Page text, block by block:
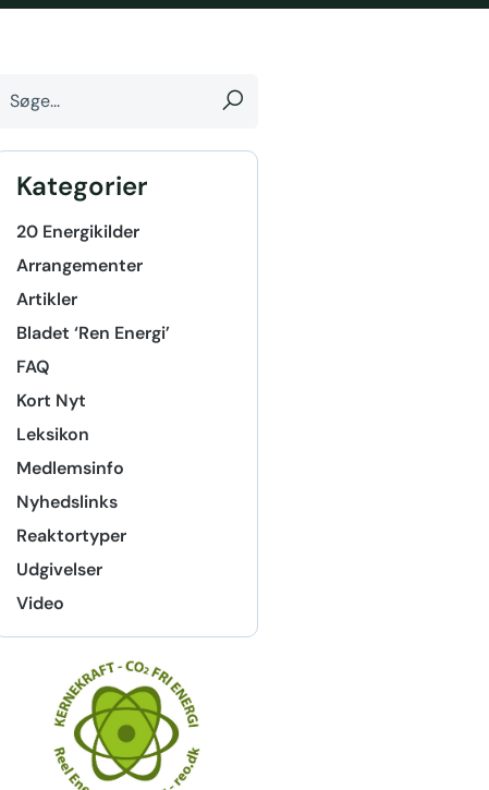
Kategorier
20 Energikilder
Arrangementer
Artikler
Bladet ‘Ren Energi’
FAQ
Kort Nyt
Leksikon
Medlemsinfo
Nyhedslinks
Reaktortyper
Udgivelser
Video